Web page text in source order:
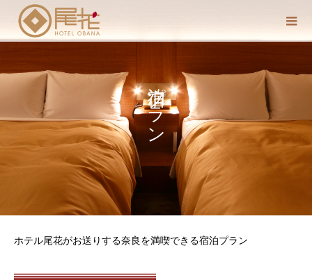
宿泊プラン
ホテル尾花がお送りする奈良を満喫できる宿泊プラン